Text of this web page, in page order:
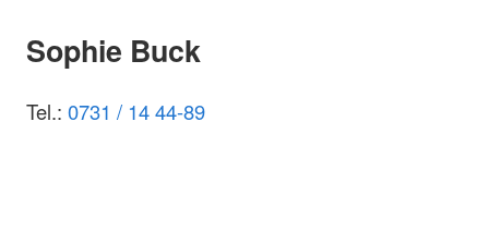
Sophie Buck
Tel.: 0731 / 14 44-89